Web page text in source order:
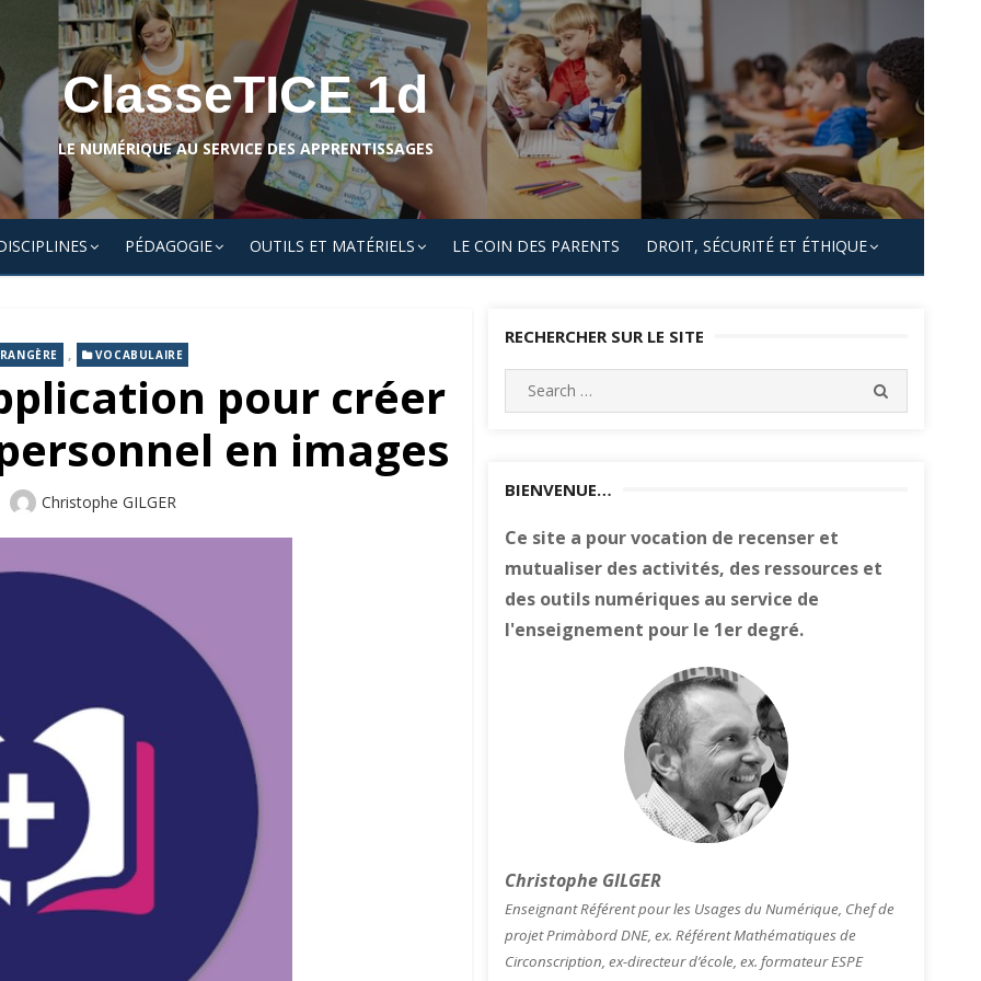
ClasseTICE 1d
LE NUMÉRIQUE AU SERVICE DES APPRENTISSAGES
PÉDAGOGIE OUTILS ET MATÉRIELS LE COIN DES PARENTS DROIT, SÉCURITÉ ET ÉTHIQUE
, VOCABULAIRE
pour créer
en images
Author
Christophe GILGER
RECHERCHER SUR LE SITE
Search
for:
BIENVENUE…
Ce site a pour vocation de recenser et
mutualiser des activités, des ressources et
des outils numériques au service de
l'enseignement pour le 1er degré.
Christophe GILGER
Enseignant Référent pour les Usages du Numérique, Chef de
projet Primàbord DNE, ex. Référent Mathématiques de
Circonscription, ex-directeur d’école, ex. formateur ESPE